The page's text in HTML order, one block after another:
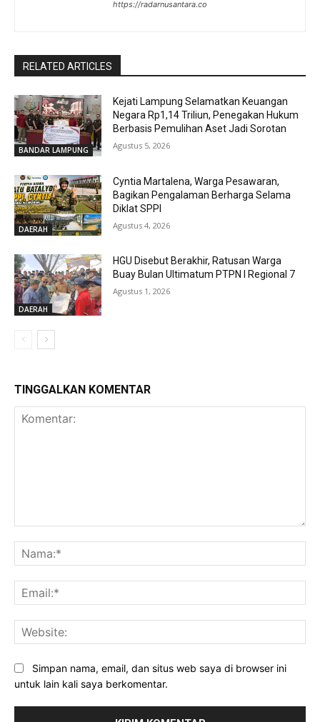
https://radarnusantara.co
RELATED ARTICLES
BANDAR LAMPUNG
Kejati Lampung Selamatkan Keuangan
Negara Rp1,14 Triliun, Penegakan Hukum
Berbasis Pemulihan Aset Jadi Sorotan
Agustus 5, 2026
DAERAH
Cyntia Martalena, Warga Pesawaran,
Bagikan Pengalaman Berharga Selama
Diklat SPPI
Agustus 4, 2026
DAERAH
HGU Disebut Berakhir, Ratusan Warga
Buay Bulan Ultimatum PTPN I Regional 7
Agustus 1, 2026
TINGGALKAN KOMENTAR
Simpan nama, email, dan situs web saya di browser ini
untuk lain kali saya berkomentar.